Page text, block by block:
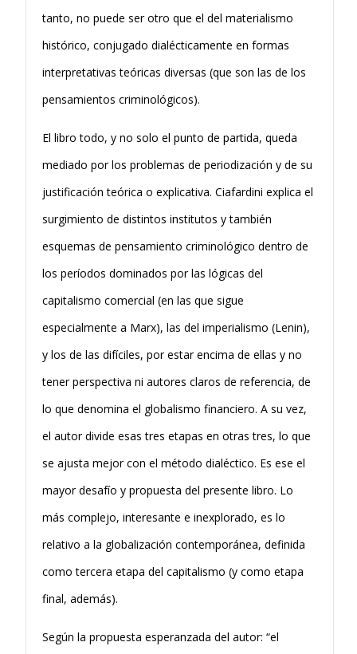
tanto, no puede ser otro que el del materialismo
histórico, conjugado dia­lécticamente en formas
interpretativas teóricas diversas (que son las de los
pensamientos criminológicos).
El libro todo, y no solo el punto de partida, queda
mediado por los pro­blemas de periodización y de su
justificación teórica o explicativa. Ciafardini explica el
surgimiento de distintos institutos y también
esquemas de pensamiento criminológico dentro de
los períodos dominados por las lógicas del
capitalismo comercial (en las que sigue
especialmente a Marx), las del imperialismo (Lenin),
y los de las difíciles, por estar encima de ellas y no
tener perspectiva ni autores claros de referencia, de
lo que denomina el globalismo financiero. A su vez,
el autor divide esas tres etapas en otras tres, lo que
se ajusta mejor con el método dialéctico. Es ese el
mayor desafío y propuesta del presente libro. Lo
más complejo, interesante e inexplorado, es lo
relativo a la globalización contemporánea, definida
como tercera etapa del capitalismo (y como etapa
final, además).
Según la propuesta esperanzada del autor: “el